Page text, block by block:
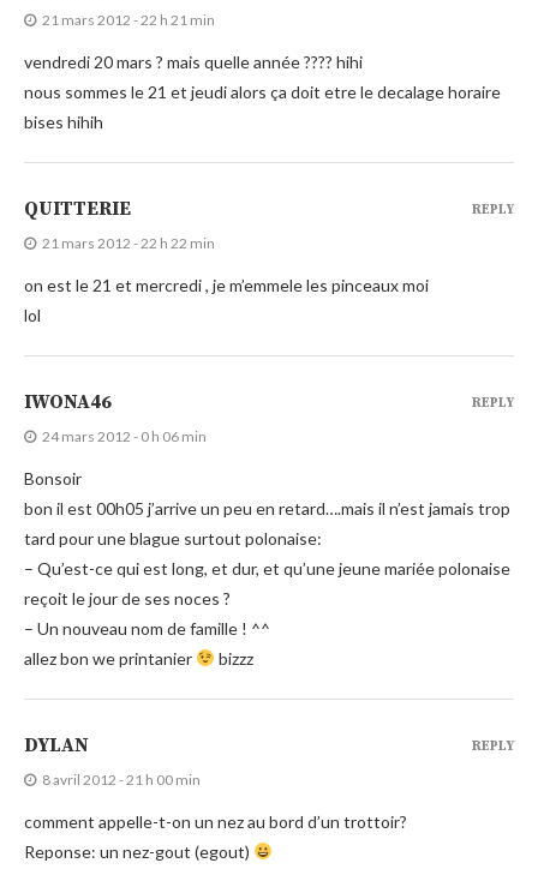
21 mars 2012 - 22 h 21 min
vendredi 20 mars ? mais quelle année ???? hihi
nous sommes le 21 et jeudi alors ça doit etre le decalage horaire
bises hihih
QUITTERIE
21 mars 2012 - 22 h 22 min
on est le 21 et mercredi , je m’emmele les pinceaux moi
lol
REPLY
IWONA46
24 mars 2012 - 0 h 06 min
Bonsoir
bon il est 00h05 j’arrive un peu en retard….mais il n’est jamais trop
tard pour une blague surtout polonaise:
– Qu’est-ce qui est long, et dur, et qu’une jeune mariée polonaise
reçoit le jour de ses noces ?
– Un nouveau nom de famille ! ^^
allez bon we printanier
bizzz
REPLY
DYLAN
8 avril 2012 - 21 h 00 min
comment appelle-t-on un nez au bord d’un trottoir?
Reponse: un nez-gout (egout)
REPLY